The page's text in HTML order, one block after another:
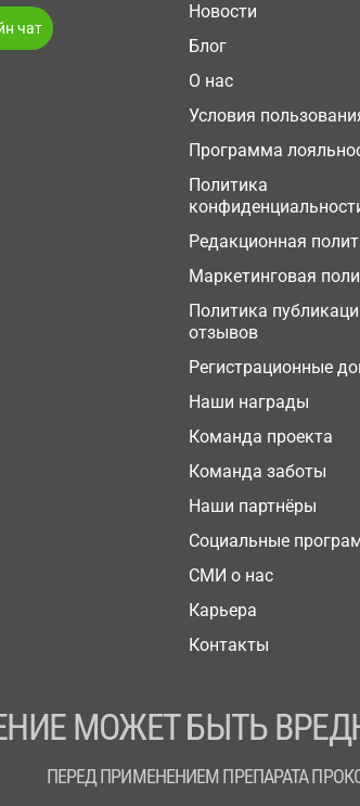
чат
Новости
Блог
О нас
Условия
Программа
Политика
Редакционная
Маркетинговая
Политика
отзывов
Регистрационные
Наши награды
Команда проекта
Команда заботы
Наши партнёры
Социальные
СМИ о нас
Карьера
Контакты
МОЖЕТ БЫТЬ
ПЕРЕД ПРИМЕНЕНИЕМ ПРЕПАРАТА